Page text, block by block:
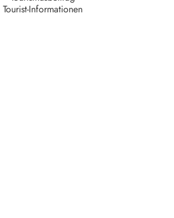
Tourist-Informationen